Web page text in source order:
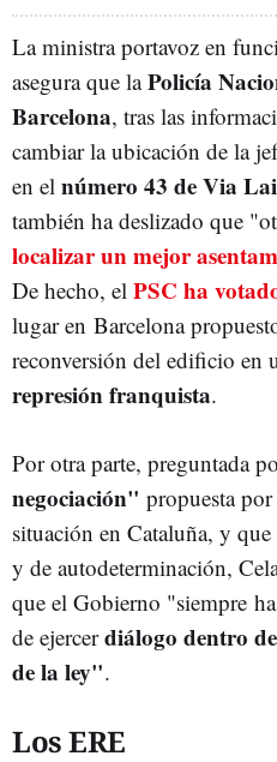
La ministra portavoz en
asegura que laPolicía
Barcelona, tras las
cambiar la ubicación de la
en el número 43 de Via
también ha deslizado que
localizar un mejor
De hecho, el PSC ha
lugar en Barcelona
reconversión del edificio en
represión franquista.
Por otra parte, preguntada
negociación" propuesta
situación en Cataluña, y
y de autodeterminación,
que el Gobierno "siempre
de ejercerdiálogo dentro
de la ley".
Los ERE